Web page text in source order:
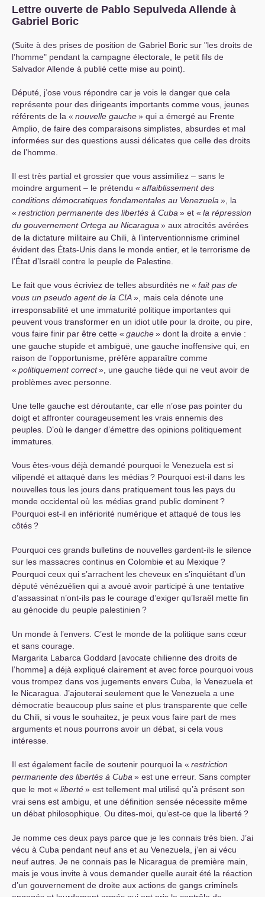
Lettre ouverte de Pablo Sepulveda Allende à
Gabriel Boric
(Suite à des prises de position de Gabriel Boric sur "les droits de
l’homme" pendant la campagne électorale, le petit fils de
Salvador Allende à publié cette mise au point).
Député, j’ose vous répondre car je vois le danger que cela
représente pour des dirigeants importants comme vous, jeunes
référents de la « nouvelle gauche» qui a émergé au Frente
Amplio, de faire des comparaisons simplistes, absurdes et mal
informées sur des questions aussi délicates que celle des droits
de l’homme.
Il est très partial et grossier que vous assimiliez – sans le
moindre argument – le prétendu « affaiblissement des
conditions démocratiques fondamentales au Venezuela », la
« restriction permanente des libertés à Cuba » et « la répression
du gouvernement Ortega au Nicaragua » aux atrocités avérées
de la dictature militaire au Chili, à l’interventionnisme criminel
évident des États-Unis dans le monde entier, et le terrorisme de
l’État d’Israël contre le peuple de Palestine.
Le fait que vous écriviez de telles absurdités ne « fait pas de
vous un pseudo agent de la CIA», mais cela dénote une
irresponsabilité et une immaturité politique importantes qui
peuvent vous transformer en un idiot utile pour la droite, ou pire,
vous faire finir par être cette « gauche» dont la droite a envie :
une gauche stupide et ambiguë, une gauche inoffensive qui, en
raison de l’opportunisme, préfère apparaître comme
« politiquement correct», une gauche tiède qui ne veut avoir de
problèmes avec personne.
Une telle gauche est déroutante, car elle n’ose pas pointer du
doigt et affronter courageusement les vrais ennemis des
peuples. D’où le danger d’émettre des opinions politiquement
immatures.
Vous êtes-vous déjà demandé pourquoi le Venezuela est si
vilipendé et attaqué dans les médias? Pourquoi est-il dans les
nouvelles tous les jours dans pratiquement tous les pays du
monde occidental où les médias grand public dominent?
Pourquoi est-il en infériorité numérique et attaqué de tous les
côtés?
Pourquoi ces grands bulletins de nouvelles gardent-ils le silence
sur les massacres continus en Colombie et au Mexique?
Pourquoi ceux qui s’arrachent les cheveux en s’inquiétant d’un
député vénézuélien qui a avoué avoir participé à une tentative
d’assassinat n’ont-ils pas le courage d’exiger qu’Israël mette fin
au génocide du peuple palestinien ?
Un monde à l’envers. C’est le monde de la politique sans cœur
et sans courage.
Margarita Labarca Goddard [avocate chilienne des droits de
l’homme] a déjà expliqué clairement et avec force pourquoi vous
vous trompez dans vos jugements envers Cuba, le Venezuela et
le Nicaragua. J’ajouterai seulement que le Venezuela a une
démocratie beaucoup plus saine et plus transparente que celle
du Chili, si vous le souhaitez, je peux vous faire part de mes
arguments et nous pourrons avoir un débat, si cela vous
intéresse.
Il est également facile de soutenir pourquoi la « restriction
permanente des libertés à Cuba » est une erreur. Sans compter
que le mot « liberté» est tellement mal utilisé qu’à présent son
vrai sens est ambigu, et une définition sensée nécessite même
un débat philosophique. Ou dites-moi, qu’est-ce que la liberté?
Je nomme ces deux pays parce que je les connais très bien. J’ai
vécu à Cuba pendant neuf ans et au Venezuela, j’en ai vécu
neuf autres. Je ne connais pas le Nicaragua de première main,
mais je vous invite à vous demander quelle aurait été la réaction
d’un gouvernement de droite aux actions de gangs criminels